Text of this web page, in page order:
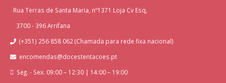
Rua Terras de Santa Maria, nº1371 Loja Cv Esq,
3700 - 396 Arrifana
(+351) 256 858 062 (Chamada para rede fixa nacional)
encomendas@docestentacoes.pt
Seg. - Sex. 09:00 – 12:30 | 14:00 – 19:00